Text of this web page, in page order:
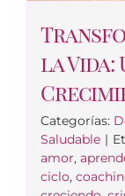
la Vida:
Categorías:
Saludable |
amor,
ciclo,